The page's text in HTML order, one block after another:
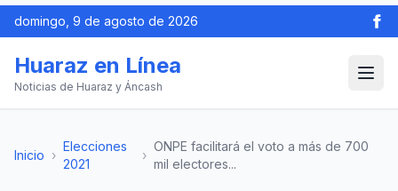
domingo, 9 de agosto de 2026
Huaraz en Línea
Noticias de Huaraz y Áncash
Inicio ›
Elecciones
2021
›
ONPE facilitará el voto a más de 700
mil electores...